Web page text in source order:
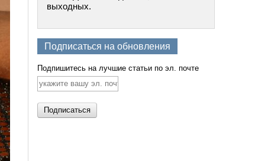
выходных.
Подписаться на обновления
Подпишитесь на лучшие статьи по эл. почте